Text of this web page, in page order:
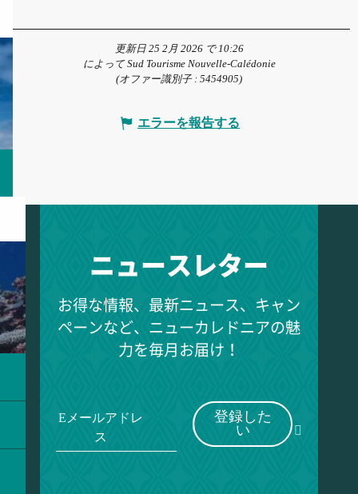
更新日 25 2月 2026 で 10:26
によって Sud Tourisme Nouvelle-Calédonie
(オファー識別子 : 5454905)
エラーを報告する
ニュースレター
お得な情報、最新ニュース、キャン
ペーンなど、ニューカレドニアの魅
力を毎月お届け！
Eメールアドレ
ス
登録した
い